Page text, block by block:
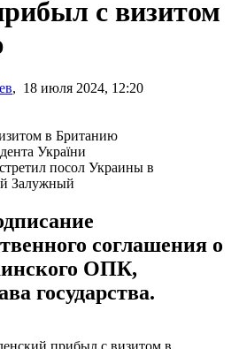
с визитом
, 18 июля 2024, 12:20
України
посол Украины в
Залужный
соглашения о
ОПК,
государства.
прибыл с визитом в